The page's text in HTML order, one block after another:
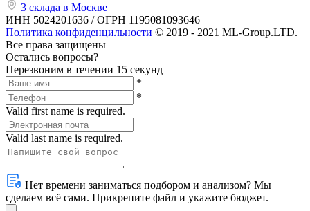
3 склада в Москве
ИНН 5024201636 / ОГРН 1195081093646
Политика конфиденцильности © 2019 - 2021 ML-Group.LTD.
Все права защищены
Остались вопросы?
Перезвоним в течении 15 секунд
*
*
Valid first name is required.
Valid last name is required.
Нет времени заниматься подбором и анализом? Мы
сделаем всё сами. Прикрепите файл и укажите бюджет.